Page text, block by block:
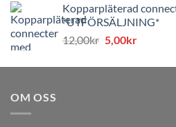
priset
var:
12,00kr.
priset
är:
5,00kr.
Kopparpläterad
*UTFÖRSÄLJNING*
12,00kr Det
priset
5,00krDet
priset
OM OSS